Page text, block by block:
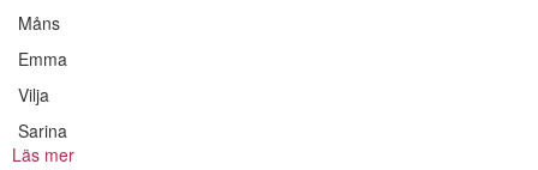
Måns
Emma
Vilja
Sarina
Läs mer